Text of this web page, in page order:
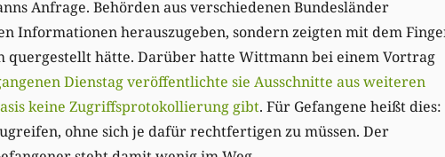
Anfrage. Behörden aus verschiedenen Bundesländer
Informationen herauszugeben, sondern zeigten mit dem
quergestellt hätte. Darüber hatte Wittmann bei einem Vortrag
Dienstag veröffentlichte sie Ausschnitte aus weiteren
keine Zugriffsprotokollierung gibt. Für Gefangene heißt dies:
ohne sich je dafür rechtfertigen zu müssen. Der